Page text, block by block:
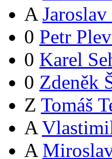
A
0 Petr
0 Karel
0 Zdeněk
Z Tomáš
A
A